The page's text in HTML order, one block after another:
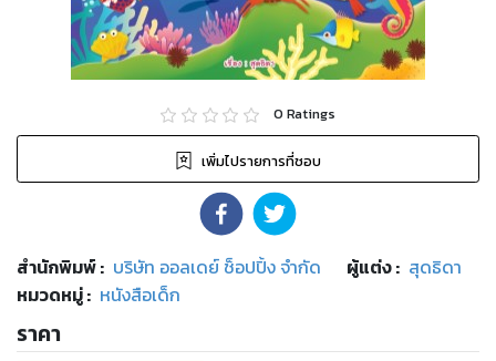
0 Ratings
เพิ่มไปรายการที่ชอบ
สำนักพิมพ์: บริษัท ออลเดย์ ช็อปปิ้ง จำกัด ผู้แต่ง : สุดธิดา
หมวดหมู่: หนังสือเด็ก
ราคา